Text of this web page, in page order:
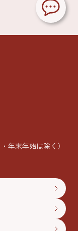
年末年始は除く）